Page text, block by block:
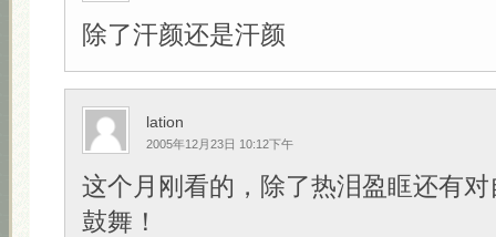
除了汗颜还是汗颜
lation
2005年12月23日 10:12下午
这个月刚看的，除了热泪盈眶还有
鼓舞！